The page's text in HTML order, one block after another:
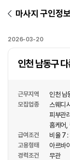
마사지 구인정보
2026-03-20
인천 남동구
근무지역 인천 남
모집업종 스웨디
피부관리
홈케어
급여조건 비율 7 :
고용형태 아르바
경력조건 무관